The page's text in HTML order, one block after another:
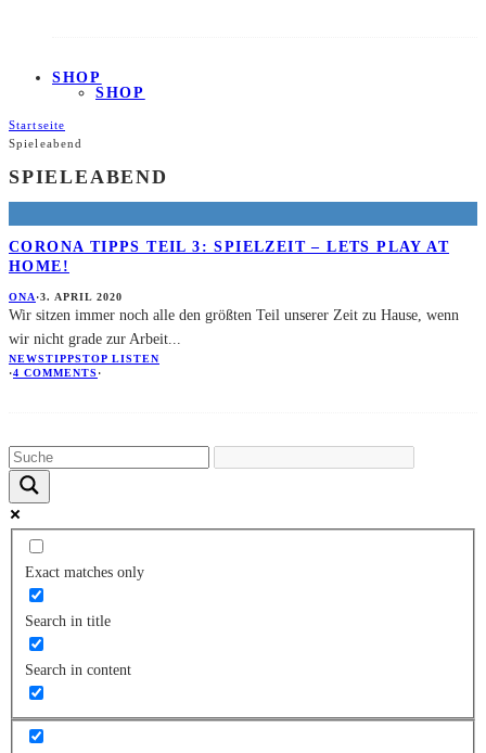
SHOP
SHOP
Startseite
Spieleabend
SPIELEABEND
CORONA TIPPS TEIL 3: SPIELZEIT – LETS PLAY AT
HOME!
ONA·3. APRIL 2020
Wir sitzen immer noch alle den größten Teil unserer Zeit zu Hause, wenn
wir nicht grade zur Arbeit
NEWSTIPPSTOP LISTEN
·4 COMMENTS ·
Exact matches only
Search in title
Search in content